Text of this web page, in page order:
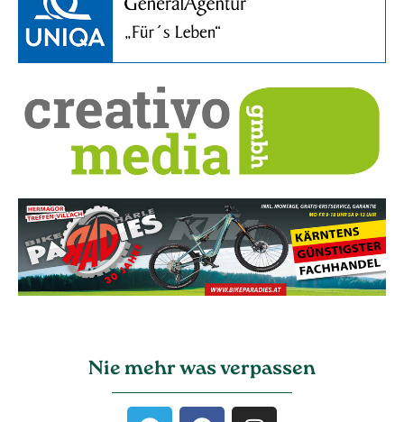
Nie mehr was verpassen